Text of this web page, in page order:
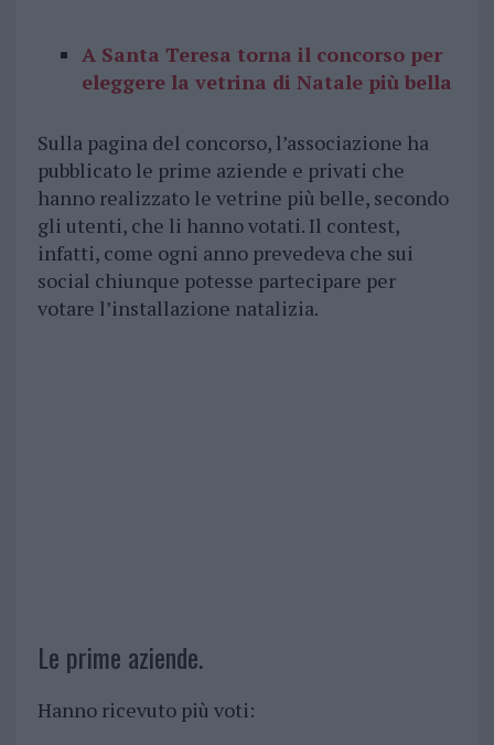
A Santa Teresa torna il concorso per
eleggere la vetrina di Natale più bella
Sulla pagina del concorso, l’associazione ha
pubblicato le prime aziende e privati che
hanno realizzato le vetrine più belle, secondo
gli utenti, che li hanno votati. Il contest,
infatti, come ogni anno prevedeva che sui
social chiunque potesse partecipare per
votare l’installazione natalizia.
Le prime aziende.
Hanno ricevuto più voti: